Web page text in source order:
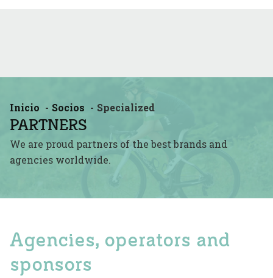
Inicio Socios Specialized
PARTNERS
We are proud partners of the best brands and
agencies worldwide.
Agencies, operators and
sponsors